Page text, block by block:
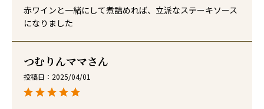
赤ワインと一緒にして煮詰めれば、立派なステーキソース
になりました
つむりんママ
投稿日 2025/04/01